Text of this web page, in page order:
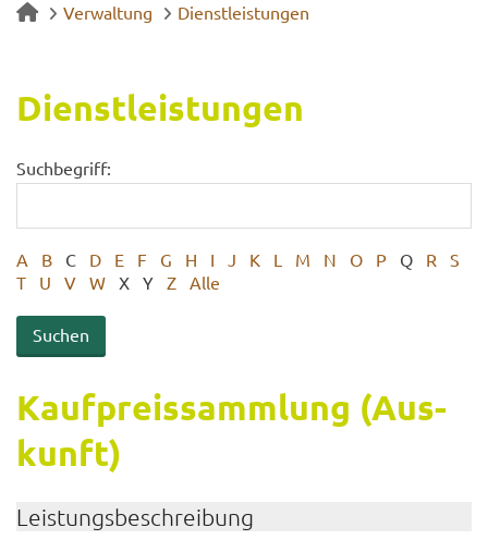
Verwaltung Dienstleistungen
Dienst­leis­tun­gen
Suchbegriff:
A B C D E F G H I J K L M N O P Q R
S
T
U V W X Y Z Alle
Kauf­preis­samm­lung (Aus­
kunft)
Leis­tungs­be­schrei­bung